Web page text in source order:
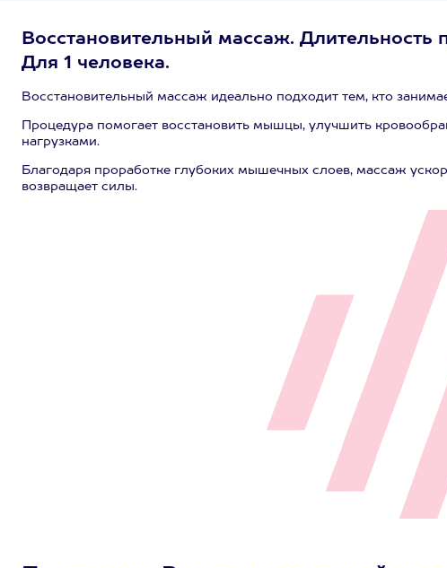
Восстановительный массаж. Длительность
Для 1 человека.
Восстановительный массаж идеально подходит тем, кто
Процедура помогает восстановить мышцы, улучшить
нагрузками.
Благодаря проработке глубоких мышечных слоев, массаж
возвращает силы.